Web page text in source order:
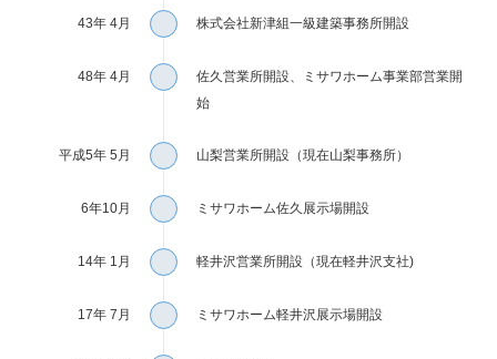
43年 4月 株式会社新津組一級建築事務所開設
48年 4月
佐久営業所開設、ミサワホーム事業部営業開
始
平成5年 5月 山梨営業所開設（現在山梨事務所）
6年10月 ミサワホーム佐久展示場開設
14年 1月 軽井沢営業所開設（現在軽井沢支社)
17年 7月 ミサワホーム軽井沢展示場開設